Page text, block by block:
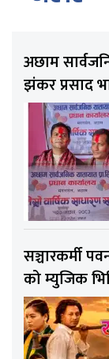
अछाम
झंकर प्रसाद
सञ्चारकर्मी
को म्युजिक